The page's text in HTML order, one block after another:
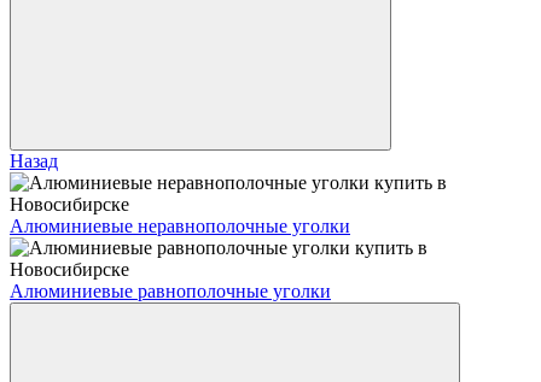
Назад
Алюминиевые неравнополочные уголки
Алюминиевые равнополочные уголки